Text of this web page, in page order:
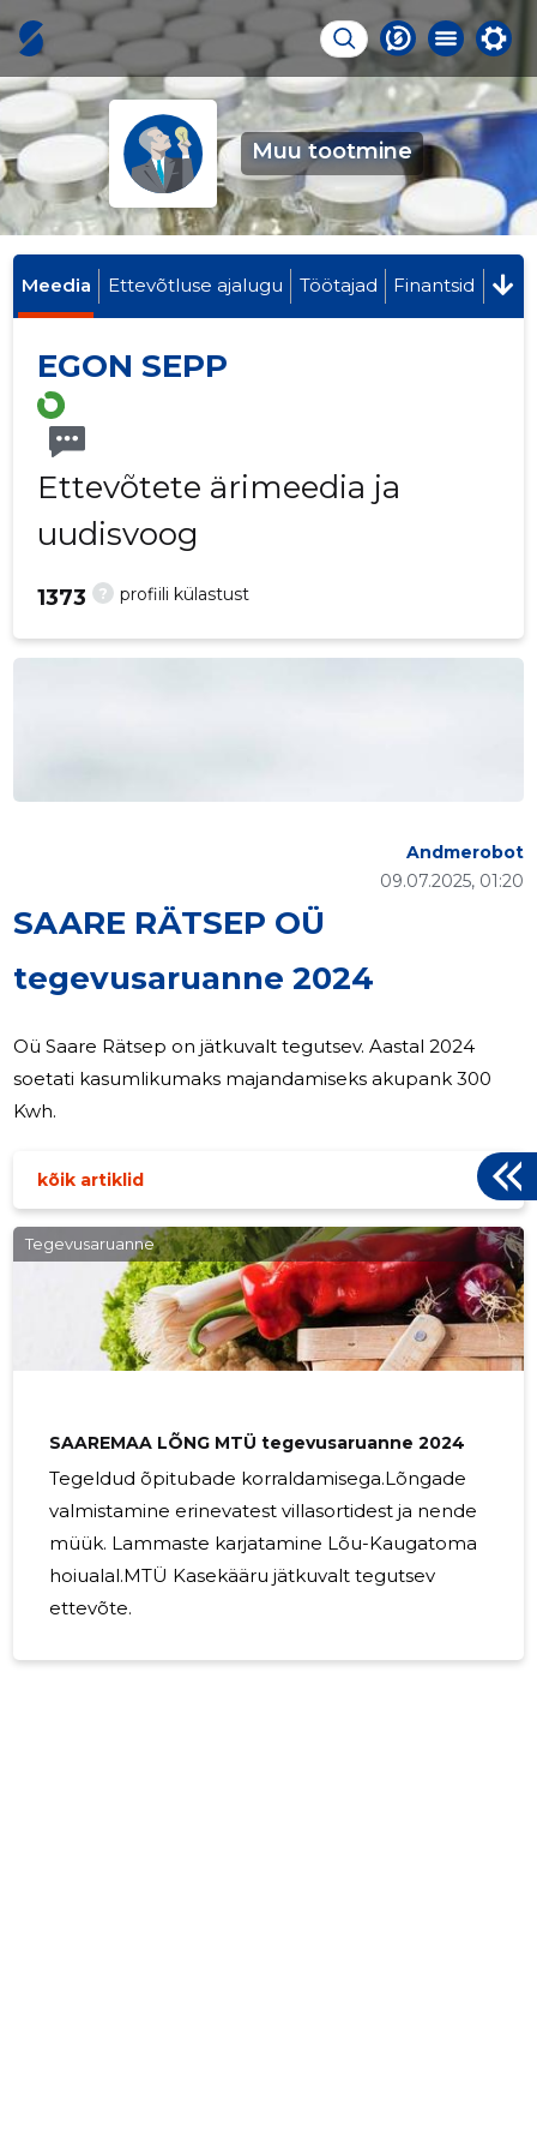
Muu tootmine
Meedia Ettevõtluse ajalugu Töötajad Finantsid
EGON SEPP
Ettevõtete ärimeedia ja
uudisvoog
? profiili külastust
1373
SAARE RÄTSEP OÜ
tegevusaruanne 2024
09.07.2025, 01:20
Andmerobot
Oü Saare Rätsep on jätkuvalt tegutsev. Aastal 2024
soetati kasumlikumaks majandamiseks akupank 300
Kwh.
kõik artiklid
Tegevusaruanne
SAAREMAA LÕNG MTÜ tegevusaruanne 2024
Tegeldud õpitubade korraldamisega.Lõngade
valmistamine erinevatest villasortidest ja nende
müük. Lammaste karjatamine Lõu-Kaugatoma
hoiualal.MTÜ Kasekääru jätkuvalt tegutsev
ettevõte.